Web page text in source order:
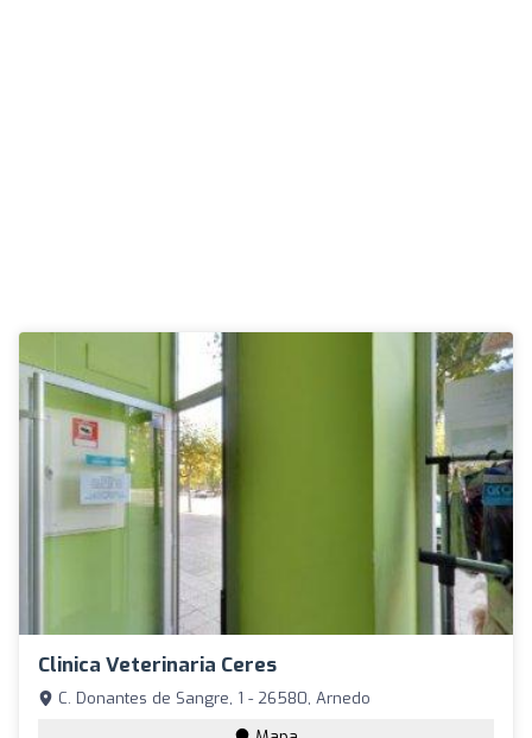
Clinica Veterinaria Ceres
C. Donantes de Sangre, 1 - 26580, Arnedo